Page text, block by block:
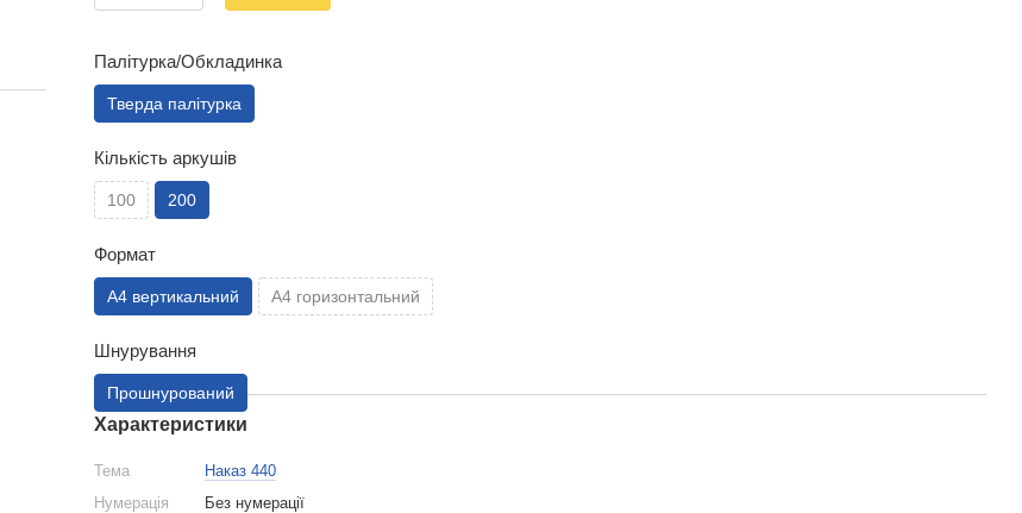
Палітурка/Обкладинка
Тверда палітурка
Кількість аркушів
100 200
Формат
А4 вертикальний А4 горизонтальний
Шнурування
Прошнурований
Характеристики
Тема
Наказ 440
Нумерація
Без нумерації